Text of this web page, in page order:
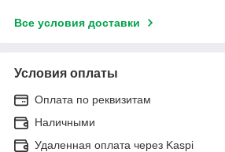
Все условия доставки
Условия оплаты
Оплата по реквизитам
Наличными
Удаленная оплата через Kaspi